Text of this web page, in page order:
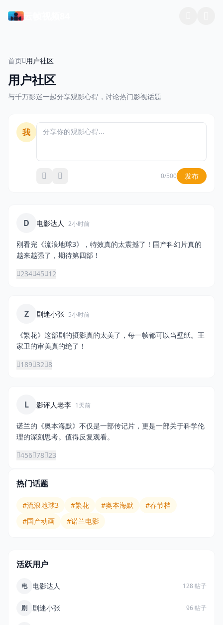
登录 / 注册
首页 用户社区
用户社区
与千万影迷一起分享观影心得，讨论热门影视话题
我
0/500 发布
D 电影达人 2小时前
刚看完《流浪地球3》，特效真的太震撼了！国产科幻片真的
越来越强了，期待第四部！
234 45 12
Z 剧迷小张 5小时前
《繁花》这部剧的摄影真的太美了，每一帧都可以当壁纸。王
家卫的审美真的绝了！
189 32 8
L 影评人老李 1天前
诺兰的《奥本海默》不仅是一部传记片，更是一部关于科学伦
理的深刻思考。值得反复观看。
456 78 23
热门话题
#流浪地球3 #繁花 #奥本海默
#春节档
#国产动画
#诺兰电影
活跃用户
电 电影达人 128 帖子
剧 剧迷小张 96 帖子